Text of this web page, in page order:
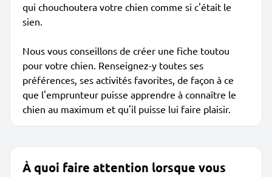
qui chouchoutera votre chien comme si c'était le
sien.
Nous vous conseillons de créer une fiche toutou
pour votre chien. Renseignez-y toutes ses
préférences, ses activités favorites, de façon à ce
que l'emprunteur puisse apprendre à connaître le
chien au maximum et qu'il puisse lui faire plaisir.
À quoi faire attention lorsque vous